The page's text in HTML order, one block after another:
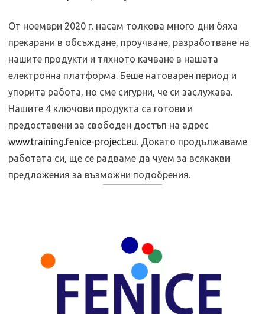
От ноември 2020 г. насам толкова много дни бяха
прекарани в обсъждане, проучване, разработване на
нашите продукти и тяхното качване в нашата
електронна платформа. Беше натоварен период и
упорита работа, но сме сигурни, че си заслужава.
Нашите 4 ключови продукта са готови и
предоставени за свободен достъп на адрес
www.training.fenice-project.eu. Докато продължаваме
работата си, ще се радваме да чуем за всякакви
предложения за възможни подобрения.